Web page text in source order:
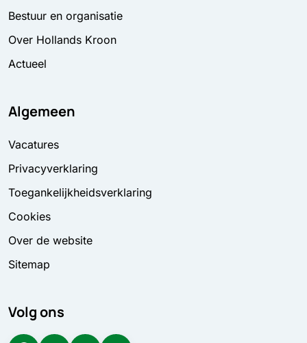
Bestuur en organisatie
Over Hollands Kroon
Actueel
Algemeen
Vacatures
Privacyverklaring
Toegankelijkheidsverklaring
Cookies
Over de website
Sitemap
Volg ons